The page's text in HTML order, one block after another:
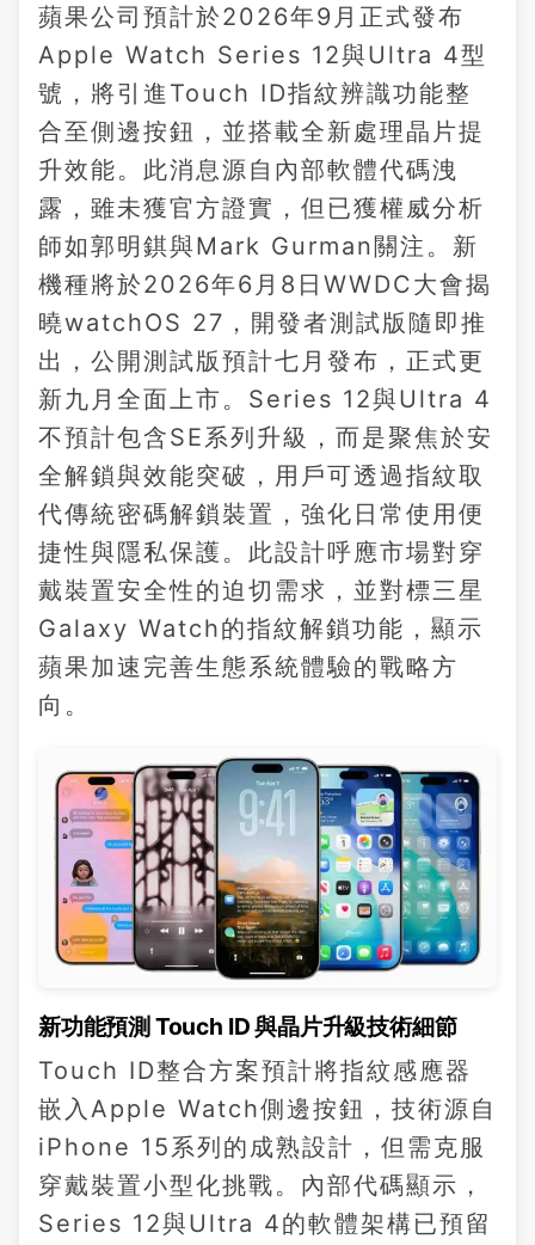
蘋果公司預計於2026年9月正式發布
Apple Watch Series 12與Ultra 4型
號，將引進Touch ID指紋辨識功能整
合至側邊按鈕，並搭載全新處理晶片提
升效能。此消息源自內部軟體代碼洩
露，雖未獲官方證實，但已獲權威分析
師如郭明錤與Mark Gurman關注。新
機種將於2026年6月8日WWDC大會揭
曉watchOS 27，開發者測試版隨即推
出，公開測試版預計七月發布，正式更
新九月全面上市。Series 12與Ultra 4
不預計包含SE系列升級，而是聚焦於安
全解鎖與效能突破，用戶可透過指紋取
代傳統密碼解鎖裝置，強化日常使用便
捷性與隱私保護。此設計呼應市場對穿
戴裝置安全性的迫切需求，並對標三星
Galaxy Watch的指紋解鎖功能，顯示
蘋果加速完善生態系統體驗的戰略方
向。
新功能預測 Touch ID 與晶片升級技術細節
Touch ID整合方案預計將指紋感應器
嵌入Apple Watch側邊按鈕，技術源自
iPhone 15系列的成熟設計，但需克服
穿戴裝置小型化挑戰。內部代碼顯示，
Series 12與Ultra 4的軟體架構已預留